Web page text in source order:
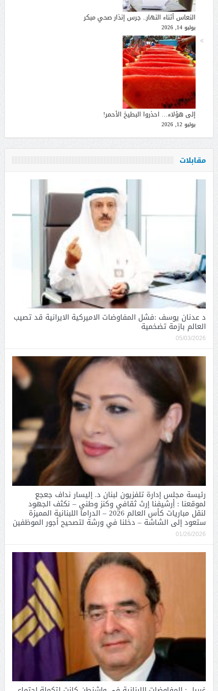
النعاس أثناء النهار.. جرس إنذار صحي مبكر
يوليو 14, 2026
إلى هؤلاء… احذروا البطيخ الأحمر!
يوليو 12, 2026
مقابلات
د عدنان يوسف :فشل المفاوضات الاميركية الايرانية قد تصيب
العالم بازمة تضخمية
05/03/2026
رئيسة مجلس إدارة تلفزيون لبنان د. إليسار نداف جعجع
لموقعنا : أِرشيفنا إرث ثقافي وكنز وطني – نكثف الجهود
لنقل مباريات كأس العالم 2026 – الدراما اللبنانية المميزة
ستعود إلى الشاشة – دخلنا في ورشة لتصحيح أجور الموظفين
01/26/2026